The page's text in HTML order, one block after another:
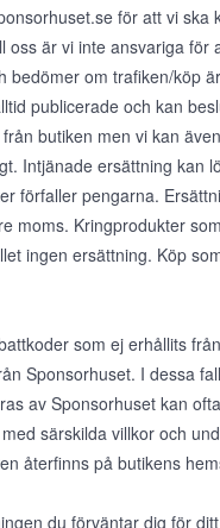
för att vi
oss är vi inte ansvariga
bedömer om trafiken/köp
publicerade och kan
butiken men vi kan
Intjänade ersättning kan
förfaller pengarna.
moms. Kringprodukter
ingen ersättning. Köp
som ej erhållits
Sponsorhuset. I dessa
av Sponsorhuset kan
särskilda villkor och
återfinns på butikens
du förväntar dig för